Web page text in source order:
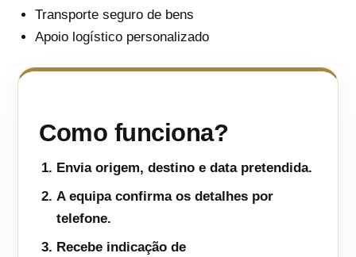
Transporte seguro de bens
Apoio logístico personalizado
Como funciona?
Envia origem, destino e data pretendida.
A equipa confirma os detalhes por
telefone.
Recebe indicação de